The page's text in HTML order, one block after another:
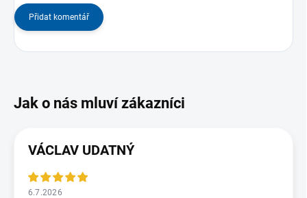
Přidat komentář
VÁCLAV UDATNÝ
6.7.2026